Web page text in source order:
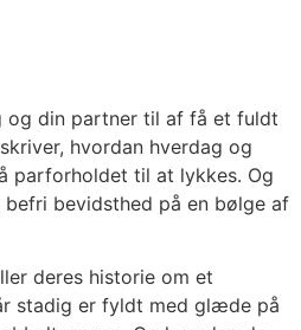
og din partner til af få et fuldt
hvordan hverdag og
parforholdet til at lykkes. Og
bevidsthed på en bølge af
deres historie om et
stadig er fyldt med glæde på